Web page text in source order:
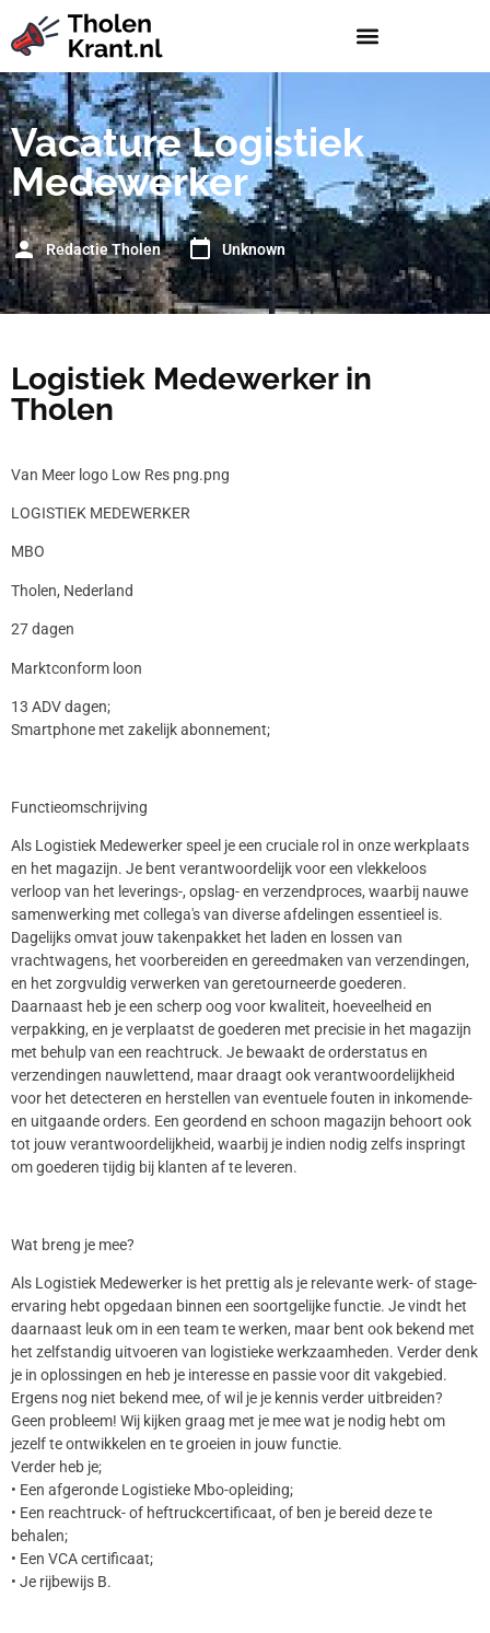
Vacature Logistiek
Medewerker
Redactie Tholen Unknown
Logistiek Medewerker in
Tholen
Van Meer logo Low Res png.png
LOGISTIEK MEDEWERKER
MBO
Tholen, Nederland
27 dagen
Marktconform loon
13 ADV dagen;
Smartphone met zakelijk abonnement;
Functieomschrijving
Als Logistiek Medewerker speel je een cruciale rol in onze werkplaats
en het magazijn. Je bent verantwoordelijk voor een vlekkeloos
verloop van het leverings-, opslag- en verzendproces, waarbij nauwe
samenwerking met collega's van diverse afdelingen essentieel is.
Dagelijks omvat jouw takenpakket het laden en lossen van
vrachtwagens, het voorbereiden en gereedmaken van verzendingen,
en het zorgvuldig verwerken van geretourneerde goederen.
Daarnaast heb je een scherp oog voor kwaliteit, hoeveelheid en
verpakking, en je verplaatst de goederen met precisie in het magazijn
met behulp van een reachtruck. Je bewaakt de orderstatus en
verzendingen nauwlettend, maar draagt ook verantwoordelijkheid
voor het detecteren en herstellen van eventuele fouten in inkomende-
en uitgaande orders. Een geordend en schoon magazijn behoort ook
tot jouw verantwoordelijkheid, waarbij je indien nodig zelfs inspringt
om goederen tijdig bij klanten af te leveren.
Wat breng je mee?
Als Logistiek Medewerker is het prettig als je relevante werk- of stage-
ervaring hebt opgedaan binnen een soortgelijke functie. Je vindt het
daarnaast leuk om in een team te werken, maar bent ook bekend met
het zelfstandig uitvoeren van logistieke werkzaamheden. Verder denk
je in oplossingen en heb je interesse en passie voor dit vakgebied.
Ergens nog niet bekend mee, of wil je je kennis verder uitbreiden?
Geen probleem! Wij kijken graag met je mee wat je nodig hebt om
jezelf te ontwikkelen en te groeien in jouw functie.
Verder heb je;
• Een afgeronde Logistieke Mbo-opleiding;
• Een reachtruck- of heftruckcertificaat, of ben je bereid deze te
behalen;
• Een VCA certificaat;
• Je rijbewijs B.